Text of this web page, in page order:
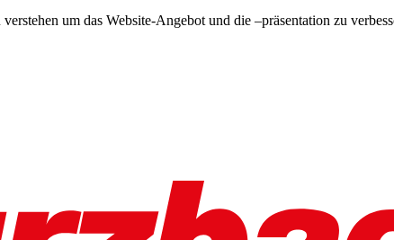
um das Website-Angebot und die –präsentation zu